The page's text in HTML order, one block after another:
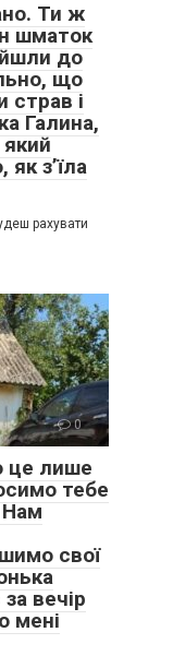
Ти ж
шматок
до
що
страв і
Галина,
з’їла
рахувати
0
це лише
тебе
Нам
свої
вечір
мені